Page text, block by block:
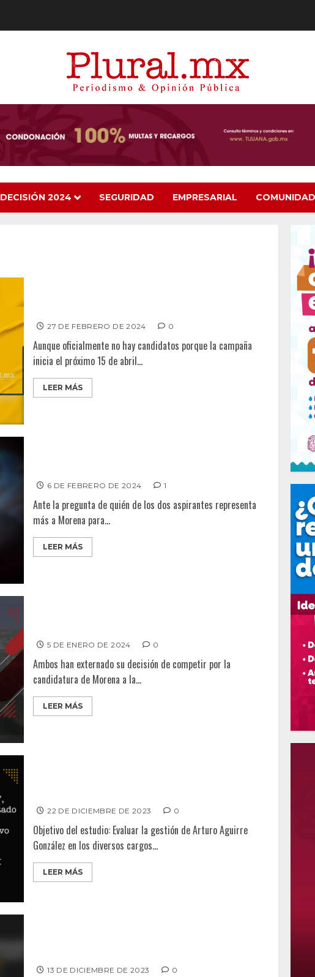
DECISIÓN 2024 SEGURIDAD EMPRESARIAL COMUNIDAD
27 DE FEBRERO DE 2024 0
Aunque oficialmente no hay candidatos porque la campaña
inicia el próximo 15 de abril...
LEER MÁS
6 DE FEBRERO DE 2024 1
Ante la pregunta de quién de los dos aspirantes representa
más a Morena para...
LEER MÁS
5 DE ENERO DE 2024 0
Ambos han externado su decisión de competir por la
candidatura de Morena a la...
LEER MÁS
22 DE DICIEMBRE DE 2023 0
Objetivo del estudio: Evaluar la gestión de Arturo Aguirre
González en los diversos cargos...
LEER MÁS
13 DE DICIEMBRE DE 2023 0